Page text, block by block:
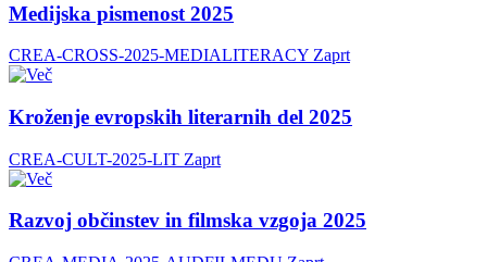
Medijska pismenost 2025
CREA-CROSS-2025-MEDIALITERACY Zaprt
Kroženje evropskih literarnih del 2025
CREA-CULT-2025-LIT Zaprt
Razvoj občinstev in filmska vzgoja 2025